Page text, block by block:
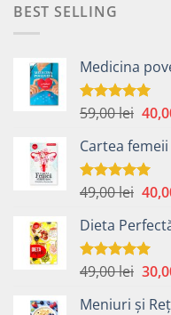
BEST SELLING
Medicina
Evaluat la
59,00lei
a
fost:
Cartea
Evaluat la
49,00lei
a
fost:
Dieta
Evaluat la
49,00lei
a
Meniuri și